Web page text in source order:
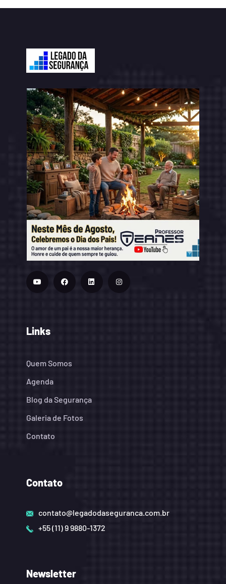
Links
Quem Somos
Agenda
Blog da Segurança
Galeria de Fotos
Contato
Contato
contato@legadodaseguranca.com.br
+55 (11) 9 9880-1372
Newsletter